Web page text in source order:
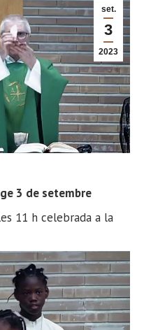
set.
3
2023
3 de setembre
11 h celebrada a la